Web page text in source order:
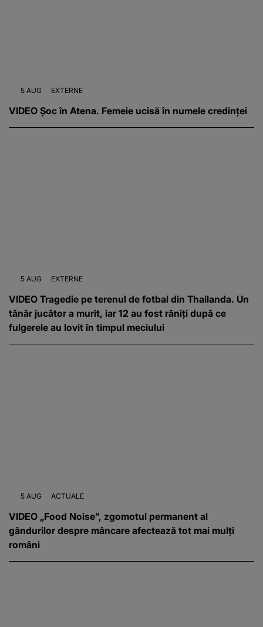
5 AUG EXTERNE
VIDEO Șoc în Atena. Femeie ucisă în numele credinței
5 AUG EXTERNE
VIDEO Tragedie pe terenul de fotbal din Thailanda. Un
tânăr jucător a murit, iar 12 au fost răniți după ce
fulgerele au lovit în timpul meciului
5 AUG ACTUALE
VIDEO „Food Noise”, zgomotul permanent al
gândurilor despre mâncare afectează tot mai mulți
români